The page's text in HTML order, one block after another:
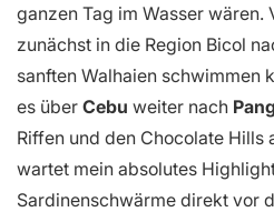
ganzen Tag im Wasser wären.
zunächst in die Region Bicol
sanften Walhaien schwimmen
es über Cebu weiter nach
Riffen und den Chocolate Hills
wartet mein absolutes
Sardinenschwärme direkt vor